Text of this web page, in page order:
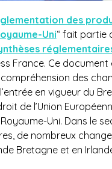
des
Uni“ fait partie
France. Ce document
des
en vigueur du
de l’Union
Uni. Dans le
de nombreux
Bretagne et en